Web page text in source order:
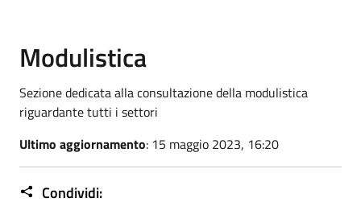
Modulistica
Sezione dedicata alla consultazione della modulistica
riguardante tutti i settori
Ultimo aggiornamento: 15 maggio 2023, 16:20
Condividi: